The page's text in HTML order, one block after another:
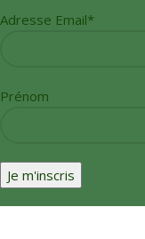
Adresse Email*
Prénom